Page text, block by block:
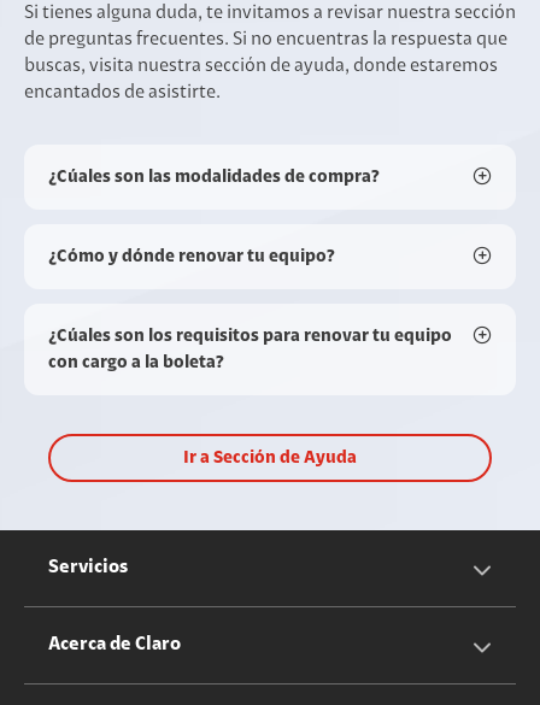
Si tienes alguna duda, te invitamos a revisar nuestra sección
de preguntas frecuentes. Si no encuentras la respuesta que
buscas, visita nuestra sección de ayuda, donde estaremos
encantados de asistirte.
¿Cúales son las modalidades de compra?
¿Cómo y dónde renovar tu equipo?
¿Cúales son los requisitos para renovar tu equipo
con cargo a la boleta?
Ir a Sección de Ayuda
Servicios
Servicios Móviles
Acerca de Claro